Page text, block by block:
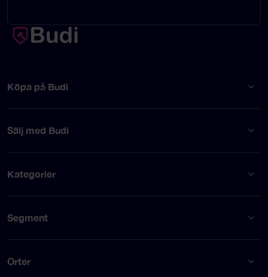
Köpa på Budi
Sälj med Budi
Kategorier
Segment
Orter